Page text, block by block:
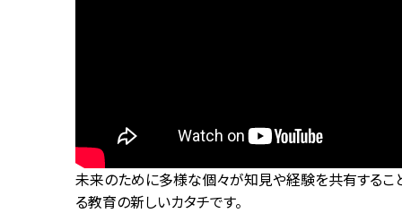
未来のために多様な個々が知見や経験を共有するこ
る教育の新しいカタチです。